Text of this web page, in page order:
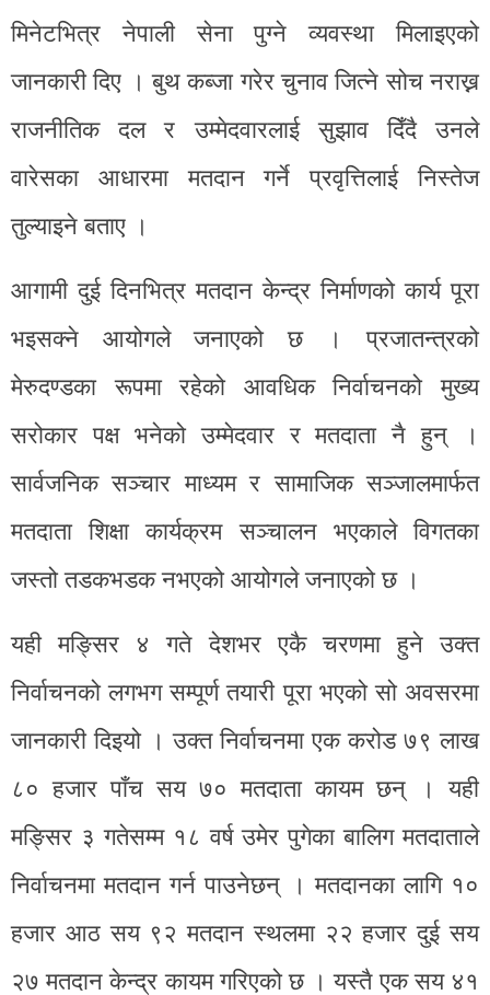
मिनेटभित्र नेपाली सेना पुग्ने व्यवस्था मिलाइएको
जानकारी दिए । बुथ कब्जा गरेर चुनाव जित्ने सोच नराख्न
राजनीतिक दल र उम्मेदवारलाई सुझाव दिँदै उनले
वारेसका आधारमा मतदान गर्ने प्रवृत्तिलाई निस्तेज
तुल्याइने बताए ।
आगामी दुई दिनभित्र मतदान केन्द्र निर्माणको कार्य पूरा
भइसक्ने आयोगले जनाएको छ । प्रजातन्त्रको
मेरुदण्डका रूपमा रहेको आवधिक निर्वाचनको मुख्य
सरोकार पक्ष भनेको उम्मेदवार र मतदाता नै हुन् ।
सार्वजनिक सञ्चार माध्यम र सामाजिक सञ्जालमार्फत
मतदाता शिक्षा कार्यक्रम सञ्चालन भएकाले विगतका
जस्तो तडकभडक नभएको आयोगले जनाएको छ ।
यही मङ्सिर ४ गते देशभर एकै चरणमा हुने उक्त
निर्वाचनको लगभग सम्पूर्ण तयारी पूरा भएको सो अवसरमा
जानकारी दिइयो । उक्त निर्वाचनमा एक करोड ७९ लाख
८० हजार पाँच सय ७० मतदाता कायम छन् । यही
मङ्सिर ३ गतेसम्म १८ वर्ष उमेर पुगेका बालिग मतदाताले
निर्वाचनमा मतदान गर्न पाउनेछन् । मतदानका लागि १०
हजार आठ सय ९२ मतदान स्थलमा २२ हजार दुई सय
२७ मतदान केन्द्र कायम गरिएको छ । यस्तै एक सय ४१